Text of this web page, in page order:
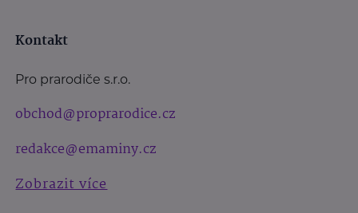
Kontakt
Pro prarodiče s.r.o.
obchod@proprarodice.cz
redakce@emaminy.cz
Zobrazit více